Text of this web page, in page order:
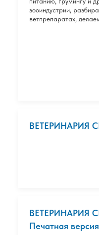
зооиндустрии,
ветпрепаратах,
ВЕТЕРИНАРИЯ
ВЕТЕРИНАРИЯ
Печатная версия